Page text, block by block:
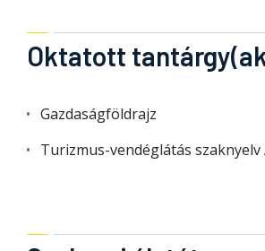
Oktatott
Gazdaságföldrajz
Turizmus-vendéglátás szaknyelv